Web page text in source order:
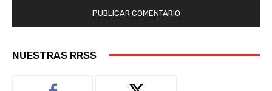
NUESTRAS RRSS